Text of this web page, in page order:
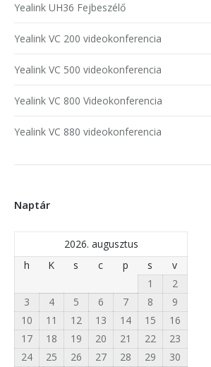
Yealink UH36 Fejbeszélő
Yealink VC 200 videokonferencia
Yealink VC 500 videokonferencia
Yealink VC 800 Videokonferencia
Yealink VC 880 videokonferencia
Naptár
2026. augusztus
h
K s c p s
v
1
2
3
4 5 6 7 8
9
10
11 12 13 14 15
16
17
18 19 20 21 22
23
24
25 26 27 28 29 30